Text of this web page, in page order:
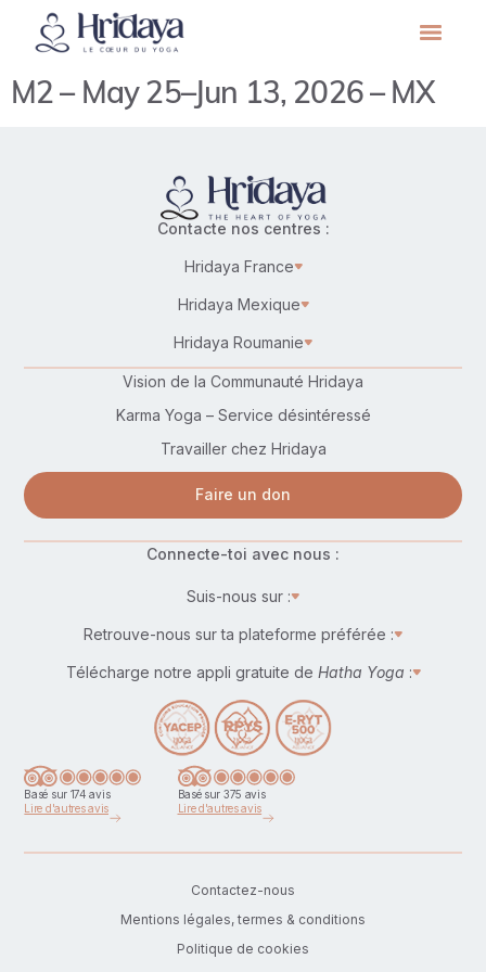
M2 – May 25–Jun 13, 2026 – MX
Contacte nos centres :
Hridaya France
Hridaya Mexique
Hridaya Roumanie
Vision de la Communauté Hridaya
Karma Yoga – Service désintéressé
Travailler chez Hridaya
Faire un don
Connecte-toi avec nous :
Suis-nous sur :
Retrouve-nous sur ta plateforme préférée :
Télécharge notre appli gratuite de Hatha Yoga :
Basé sur 174 avis
Lire d'autres avis
Basé sur 375 avis
Lire d'autres avis
Contactez-nous
Mentions légales, termes & conditions
Politique de cookies